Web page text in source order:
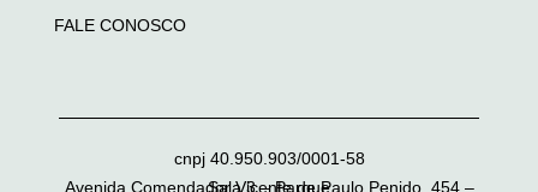
FALE CONOSCO
cnpj 40.950.903/0001-58
Avenida Comendador Vicente de Paulo Penido, 454 – Sala 3 – Parque